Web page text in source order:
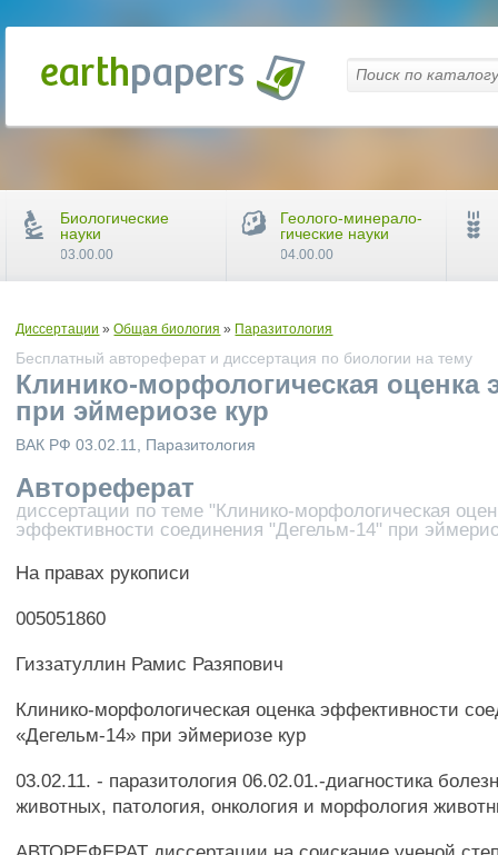
Диссертации »Общая биология » Паразитология
Бесплатный автореферат и диссертация по биологии на тему
Клинико-морфологическая
при эймериозе кур
ВАК РФ 03.02.11, Паразитология
Автореферат
диссертации по теме "Клинико-морфологическая
эффективности соединения "Дегельм-14" при
На правах рукописи
005051860
Гиззатуллин Рамис Разяпович
Клинико-морфологическая оценка эффективности
«Дегельм-14» при эймериозе кур
03.02.11. - паразитология 06.02.01.-диагностика
животных, патология, онкология и морфология
Биологические
науки
03.00.00
Геолого-минерало-
гические науки
04.00.00